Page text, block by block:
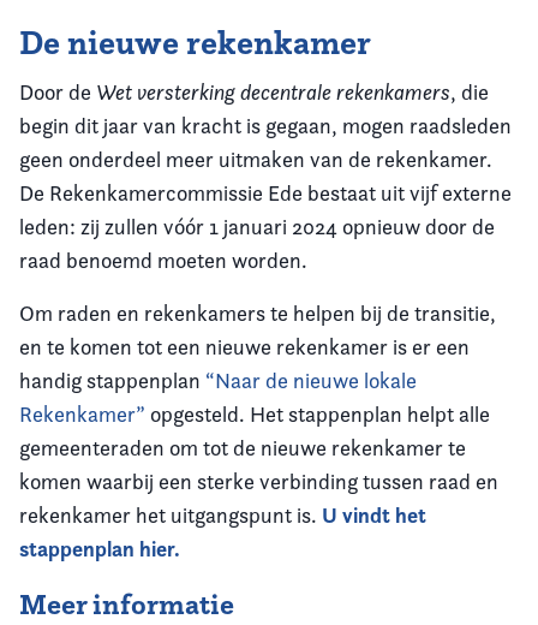
De nieuwe rekenkamer
Door de Wet versterking decentrale rekenkamers, die
begin dit jaar van kracht is gegaan, mogen raadsleden
geen onderdeel meer uitmaken van de rekenkamer.
De Rekenkamercommissie Ede bestaat uit vijf externe
leden: zij zullen vóór 1 januari 2024 opnieuw door de
raad benoemd moeten worden.
Om raden en rekenkamers te helpen bij de transitie,
en te komen tot een nieuwe rekenkamer is er een
handig stappenplan “Naar de nieuwe lokale
Rekenkamer” opgesteld. Het stappenplan helpt alle
gemeenteraden om tot de nieuwe rekenkamer te
komen waarbij een sterke verbinding tussen raad en
rekenkamer het uitgangspunt is. U vindt het
stappenplan hier.
Meer informatie